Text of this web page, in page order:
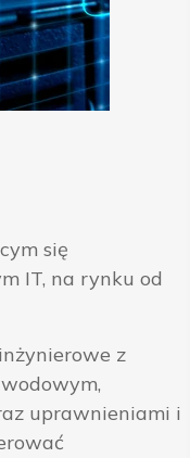
się
IT, na rynku od
z
uprawnieniami i